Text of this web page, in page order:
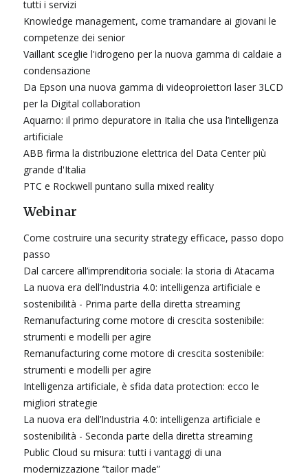
tutti i servizi
Knowledge management, come tramandare ai giovani le
competenze dei senior
Vaillant sceglie l'idrogeno per la nuova gamma di caldaie a
condensazione
Da Epson una nuova gamma di videoproiettori laser 3LCD
per la Digital collaboration
Aquarno: il primo depuratore in Italia che usa l’intelligenza
artificiale
ABB firma la distribuzione elettrica del Data Center più
grande d'Italia
PTC e Rockwell puntano sulla mixed reality
Webinar
Come costruire una security strategy efficace, passo dopo
passo
Dal carcere all’imprenditoria sociale: la storia di Atacama
La nuova era dell’Industria 4.0: intelligenza artificiale e
sostenibilità - Prima parte della diretta streaming
Remanufacturing come motore di crescita sostenibile:
strumenti e modelli per agire
Remanufacturing come motore di crescita sostenibile:
strumenti e modelli per agire
Intelligenza artificiale, è sfida data protection: ecco le
migliori strategie
La nuova era dell’Industria 4.0: intelligenza artificiale e
sostenibilità - Seconda parte della diretta streaming
Public Cloud su misura: tutti i vantaggi di una
modernizzazione “tailor made”